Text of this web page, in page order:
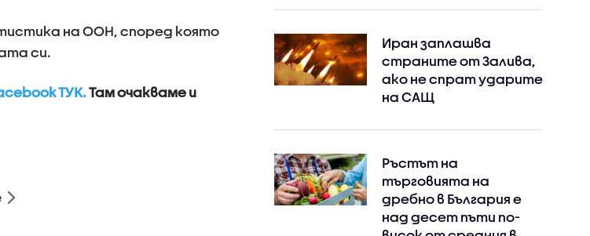
на ООН, според която
си.
ТУК.Там очакваме и
Иран заплашва
страните от Залива,
ако не спрат ударите
на САЩ
Ръстът на
търговията на
дребно в България е
над десет пъти по-